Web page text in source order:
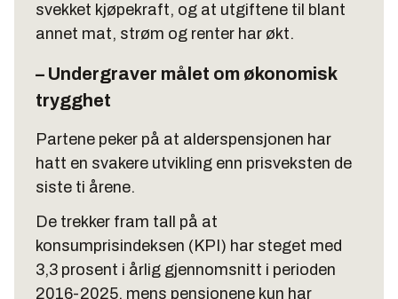
svekket kjøpekraft, og at utgiftene til blant
annet mat, strøm og renter har økt.
– Undergraver målet om økonomisk
trygghet
Partene peker på at alderspensjonen har
hatt en svakere utvikling enn prisveksten de
siste ti årene.
De trekker fram tall på at
konsumprisindeksen (KPI) har steget med
3,3 prosent i årlig gjennomsnitt i perioden
2016-2025, mens pensjonene kun har